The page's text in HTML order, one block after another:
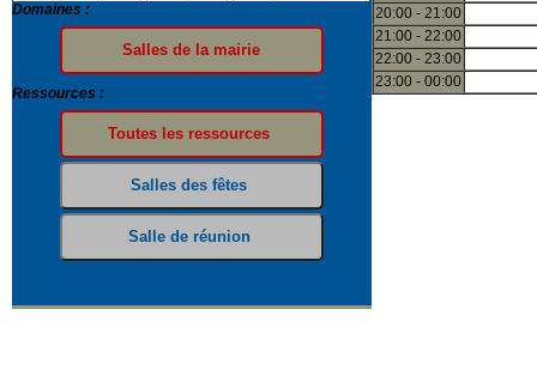
Domaines :
Ressources :
20:00 - 21:00
21:00 - 22:00
22:00 - 23:00
23:00 - 00:00